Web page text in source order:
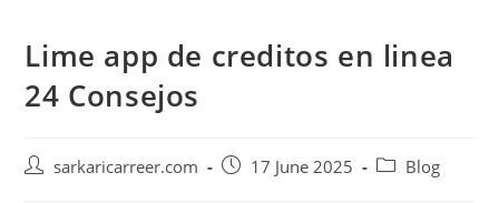
Lime app de creditos en linea
24 Consejos
Postsarkaricarreer.com
Post17 June 2025
PostBlog